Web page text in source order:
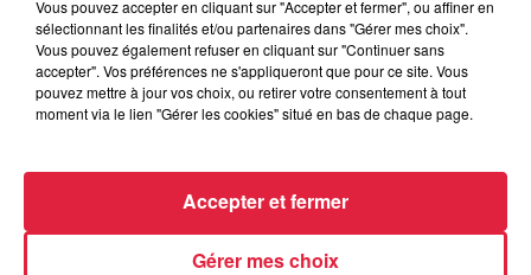
A lire aussi
6 août 2026
À Hoerdt, de l’eau brune sort des
robinets
Vous pouvez accepter en cliquant sur "Accepter et fermer", ou affiner en
sélectionnant les finalités et/ou partenaires dans "Gérer mes choix".
Vous pouvez également refuser en cliquant sur "Continuer sans
accepter". Vos préférences ne s'appliqueront que pour ce site. Vous
pouvez mettre à jour vos choix, ou retirer votre consentement à tout
moment via le lien "Gérer les cookies" situé en bas de chaque page.
Gérer mes choix
Accepter et fermer